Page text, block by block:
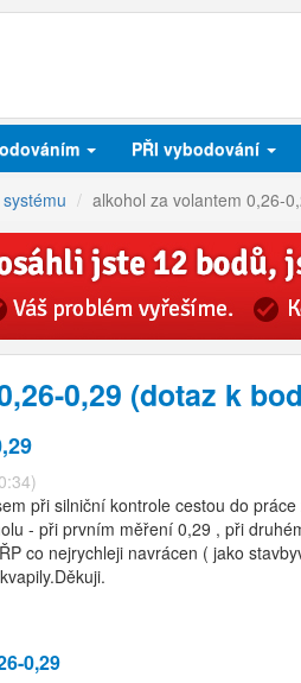
PŘI vybodování
alkohol za volantem 0,26-
0,29 (dotaz k
při silniční kontrole cestou do
- při prvním měření 0,29 , při
co nejrychleji navrácen ( jako
0,29